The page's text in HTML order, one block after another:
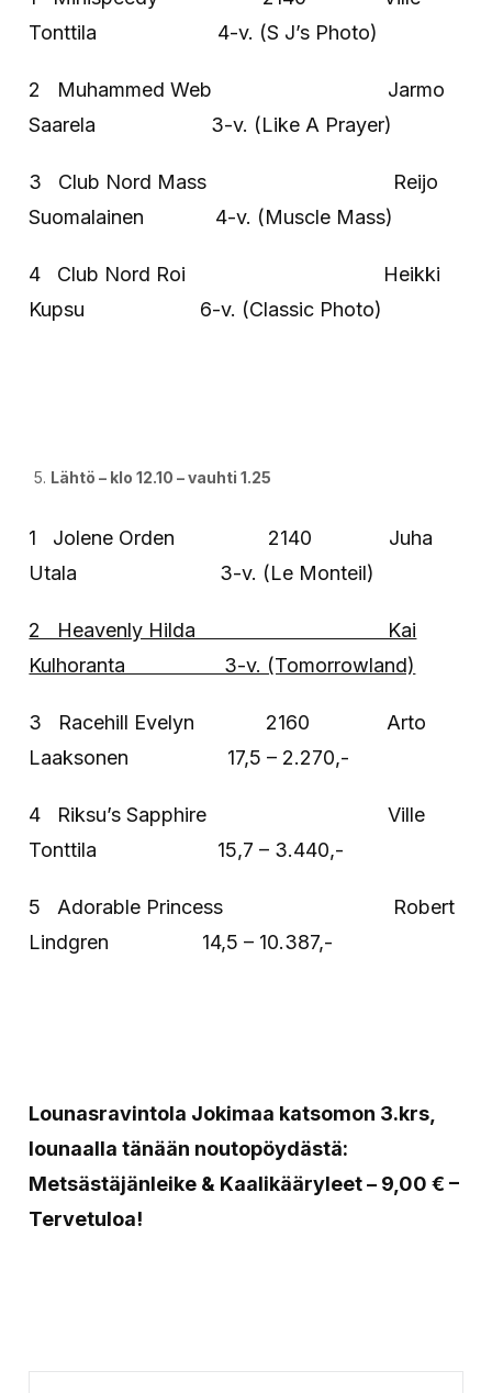
Tonttila 4-v. (S J’s Photo)
2 Muhammed Web Jarmo
Saarela 3-v. (Like A Prayer)
3 Club Nord Mass Reijo
Suomalainen 4-v. (Muscle Mass)
4 Club Nord Roi Heikki
Kupsu 6-v. (Classic Photo)
Lähtö – klo 12.10 – vauhti 1.25
1 Jolene Orden 2140 Juha
Utala 3-v. (Le Monteil)
2 Heavenly Hilda Kai
Kulhoranta 3-v. (Tomorrowland)
3 Racehill Evelyn 2160 Arto
Laaksonen 17,5 – 2.270,-
4 Riksu’s Sapphire Ville
Tonttila 15,7 – 3.440,-
5 Adorable Princess Robert
Lindgren 14,5 – 10.387,-
Lounasravintola Jokimaa katsomon 3.krs,
lounaalla tänään noutopöydästä:
Metsästäjänleike & Kaalikääryleet – 9,00 € –
Tervetuloa!